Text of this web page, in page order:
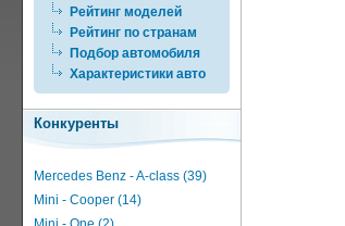
Рейтинг моделей
Рейтинг по странам
Подбор автомобиля
Характеристики авто
Конкуренты
Mercedes Benz - A-class (39)
Mini - Cooper (14)